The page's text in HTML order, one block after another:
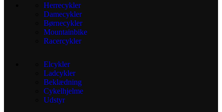
Herrecykler
Damecykler
Børnecykler
Mountainbike
Racercykler
Elcykler
Ladcykler
Beklædning
Cykelhjelme
Udstyr